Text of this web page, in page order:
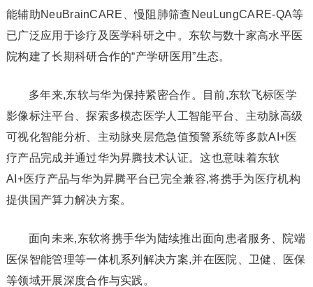
能辅助NeuBrainCARE、慢阻肺筛查NeuLungCARE-QA等
已广泛应用于诊疗及医学科研之中。东软与数十家高水平医
院构建了长期科研合作的“产学研医用”生态。
多年来,东软与华为保持紧密合作。目前,东软飞标医学
影像标注平台、探索多模态医学人工智能平台、主动脉高级
可视化智能分析、主动脉夹层危急值预警系统等多款AI+医
疗产品完成并通过华为昇腾技术认证。这也意味着东软
AI+医疗产品与华为昇腾平台已完全兼容,将携手为医疗机构
提供国产算力解决方案。
面向未来,东软将携手华为陆续推出面向患者服务、院端
医保智能管理等一体机系列解决方案,并在医院、卫健、医保
等领域开展深度合作与实践。